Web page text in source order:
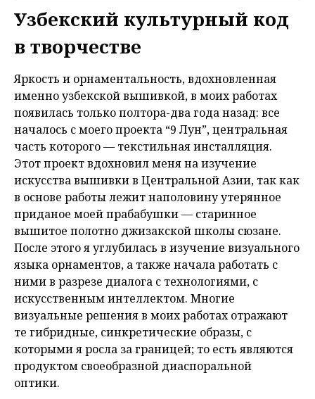
Узбекский культурный код
в творчестве
Яркость и орнаментальность, вдохновленная
именно узбекской вышивкой, в моих работах
появилась только полтора-два года назад: все
началось с моего проекта “9 Лун”, центральная
часть которого — текстильная инсталляция.
Этот проект вдохновил меня на изучение
искусства вышивки в Центральной Азии, так как
в основе работы лежит наполовину утерянное
приданое моей прабабушки — старинное
вышитое полотно джизакской школы сюзане.
После этого я углубилась в изучение визуального
языка орнаментов, а также начала работать с
ними в разрезе диалога с технологиями, с
искусственным интеллектом. Многие
визуальные решения в моих работах отражают
те гибридные, синкретические образы, с
которыми я росла за границей; то есть являются
продуктом своеобразной диаспоральной
оптики.